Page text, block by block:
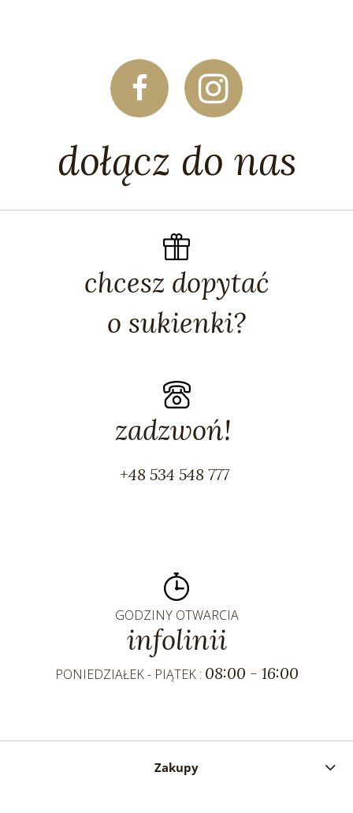
dołącz do nas
chcesz dopytać
o sukienki?
zadzwoń!
+48 534 548 777
GODZINY OTWARCIA
infolinii
PONIEDZIAŁEK - PIĄTEK : 08:00 - 16:00
Zakupy